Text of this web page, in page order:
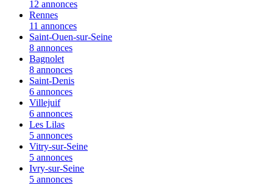
12 annonces
Rennes
11 annonces
Saint-Ouen-sur-Seine
8 annonces
Bagnolet
8 annonces
Saint-Denis
6 annonces
Villejuif
6 annonces
Les Lilas
5 annonces
Vitry-sur-Seine
5 annonces
Ivry-sur-Seine
5 annonces